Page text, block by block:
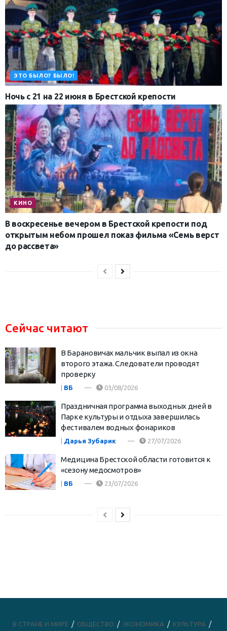
ЭТО БЫЛО? БЫЛО!
Ночь с 21 на 22 июня в Брестской крепости
КИНО
В воскресенье вечером в Брестской крепости под
открытым небом прошел показ фильма «Семь верст
до рассвета»
Сейчас читают
В Барановичах мальчик выпал из окна
второго этажа. Следователи проводят
проверку
| ВБ 03/08/2026
Праздничная программа выходных дней в
Парке культуры и отдыха завершилась
фестивалем водных фонариков
| Дарья Зубарик 27/07/2026
Медицина Брестской области готовится к
«сезону медосмотров»
| ВБ 23/07/2026
В СТРАНЕ И МИРЕ ОБЩЕСТВО ЭКОНОМИКА КУЛЬТУРА